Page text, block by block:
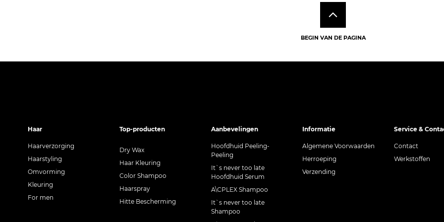
BEGIN VAN DE PAGINA
Haar
Haarverzorging
Haarstyling
Omvorming
Kleuring
For men
Top-producten
Dry Wax
Haar Kleuring
Color Shampoo
Haarspray
Hitte Bescherming
Aanbevelingen
Hoofdhuid Peeling-
Peeling
It`s never too late
Hoofdhuid Serum
A\CPLEX Shampoo
It`s never too late
Shampoo
Informatie
Algemene Voorwaarden
Herroeping
Verzending
Service &
Contact
Werkstoffen